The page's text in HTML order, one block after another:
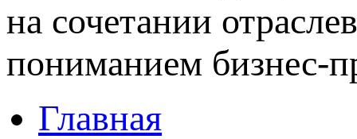
на сочетании
пониманием бизнес-
Главная